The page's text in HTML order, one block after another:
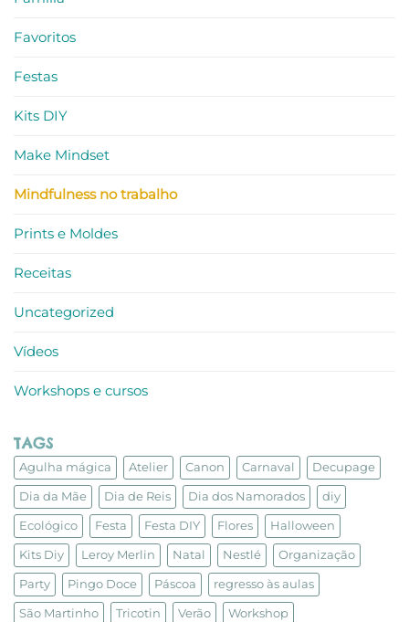
Favoritos
Festas
Kits DIY
Make Mindset
Mindfulness no trabalho
Prints e Moldes
Receitas
Uncategorized
Vídeos
Workshops e cursos
TAGS
Agulha mágica Atelier Canon Carnaval Decupage
Dia da Mãe Dia de Reis Dia dos Namorados diy
Ecológico Festa Festa DIY Flores Halloween
Kits Diy Leroy Merlin Natal Nestlé Organização
Party Pingo Doce Páscoa regresso às aulas
São Martinho Tricotin Verão Workshop